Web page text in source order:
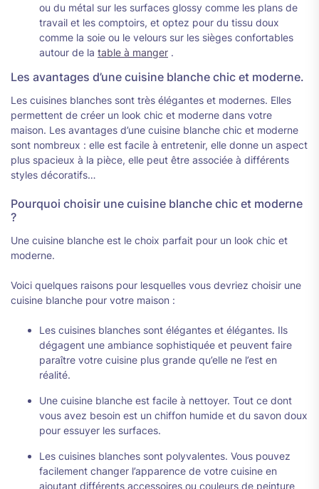
ou du métal sur les surfaces glossy comme les plans de
travail et les comptoirs, et optez pour du tissu doux
comme la soie ou le velours sur les sièges confortables
autour de la table à manger .
Les avantages d’une cuisine blanche chic et moderne.
Les cuisines blanches sont très élégantes et modernes. Elles
permettent de créer un look chic et moderne dans votre
maison. Les avantages d’une cuisine blanche chic et moderne
sont nombreux : elle est facile à entretenir, elle donne un aspect
plus spacieux à la pièce, elle peut être associée à différents
styles décoratifs…
Pourquoi choisir une cuisine blanche chic et moderne
?
Une cuisine blanche est le choix parfait pour un look chic et
moderne.
Voici quelques raisons pour lesquelles vous devriez choisir une
cuisine blanche pour votre maison :
Les cuisines blanches sont élégantes et élégantes. Ils
dégagent une ambiance sophistiquée et peuvent faire
paraître votre cuisine plus grande qu’elle ne l’est en
réalité.
Une cuisine blanche est facile à nettoyer. Tout ce dont
vous avez besoin est un chiffon humide et du savon doux
pour essuyer les surfaces.
Les cuisines blanches sont polyvalentes. Vous pouvez
facilement changer l’apparence de votre cuisine en
ajoutant différents accessoires ou couleurs de peinture